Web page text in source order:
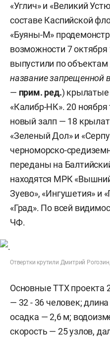
«Углич» и «Великий
составе Каспийской
«Буяны-М»
возможности 7 октября
выпустили по
название запрещенной
— прим. ред.)
«Калибр-НК». 20
новый залп — 18
«Зеленый Дол» и
черноморско-
переданы на
находятся МРК
Зуево», «Ингушетия» и
«Град». По всей
ЧФ.
Отвертки крутили Дмитрий
Основные ТТХ проекта
— 32 - 36 человек;
осадка — 2,6 м;
скорость — 25 узлов,